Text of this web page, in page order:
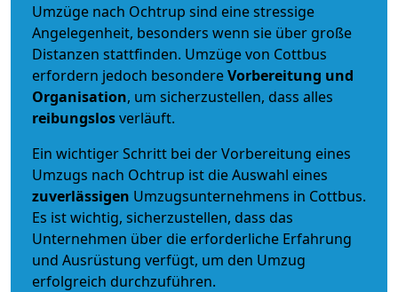
Umzüge nach Ochtrup sind eine stressige
Angelegenheit, besonders wenn sie über große
Distanzen stattfinden. Umzüge von Cottbus
erfordern jedoch besondereVorbereitung und
Organisation, um sicherzustellen, dass alles
reibungslosverläuft.
Ein wichtiger Schritt bei der Vorbereitung eines
Umzugs nach Ochtrup ist die Auswahl eines
zuverlässigen Umzugsunternehmens in Cottbus.
Es ist wichtig, sicherzustellen, dass das
Unternehmen über die erforderliche Erfahrung
und Ausrüstung verfügt, um den Umzug
erfolgreich durchzuführen.